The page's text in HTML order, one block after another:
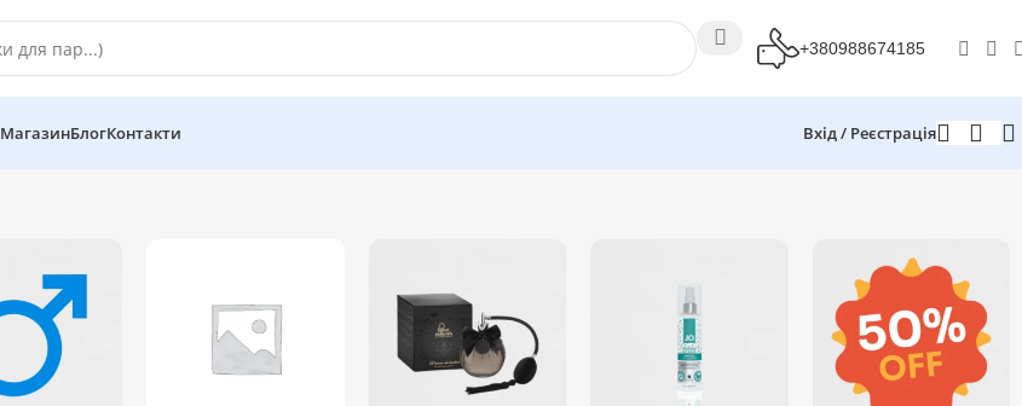
+380988674185
МагазинБлогКонтакти Вхід / Реєстрація